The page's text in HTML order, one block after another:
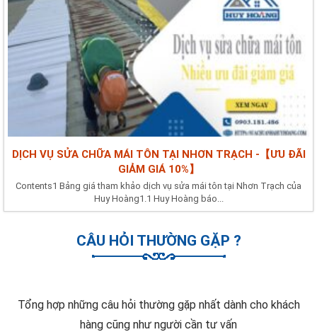
DỊCH VỤ SỬA CHỮA MÁI TÔN TẠI NHƠN TRẠCH -【ƯU ĐÃI
GIẢM GIÁ 10%】
Contents1 Bảng giá tham khảo dịch vụ sửa mái tôn tại Nhơn Trạch của
Huy Hoàng1.1 Huy Hoàng báo...
CÂU HỎI THƯỜNG GẶP ?
Tổng hợp những câu hỏi thường gặp nhất dành cho khách
hàng cũng như người cần tư vấn